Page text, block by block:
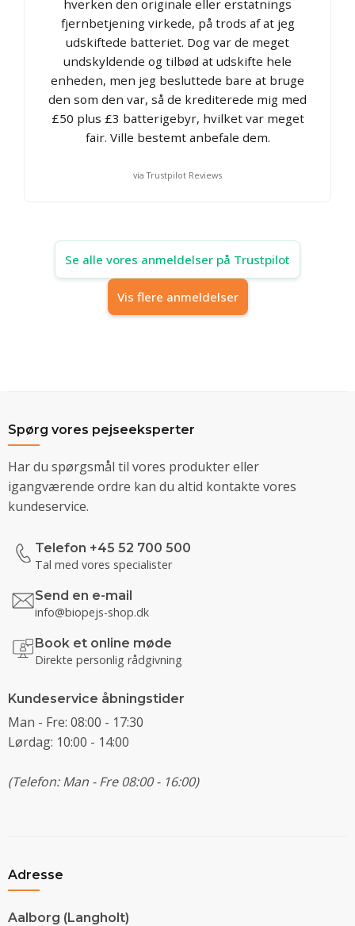
hverken den originale eller erstatnings
fjernbetjening virkede, på trods af at jeg
udskiftede batteriet. Dog var de meget
undskyldende og tilbød at udskifte hele
enheden, men jeg besluttede bare at bruge
den som den var, så de krediterede mig med
£50 plus £3 batterigebyr, hvilket var meget
fair. Ville bestemt anbefale dem.
via Trustpilot Reviews
Se alle vores anmeldelser på Trustpilot
Vis flere anmeldelser
Spørg vores pejseeksperter
Har du spørgsmål til vores produkter eller
igangværende ordre kan du altid kontakte vores
kundeservice.
Telefon +45 52 700 500
Tal med vores specialister
Send en e-mail
info@biopejs-shop.dk
Book et online møde
Direkte personlig rådgivning
Kundeservice åbningstider
Man - Fre: 08:00 - 17:30
Lørdag: 10:00 - 14:00
(Telefon: Man - Fre 08:00 - 16:00)
Adresse
Aalborg (Langholt)